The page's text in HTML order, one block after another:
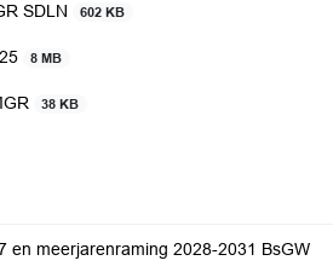
SDLN 602 KB
8 MB
38 KB
en meerjarenraming 2028-2031 BsGW